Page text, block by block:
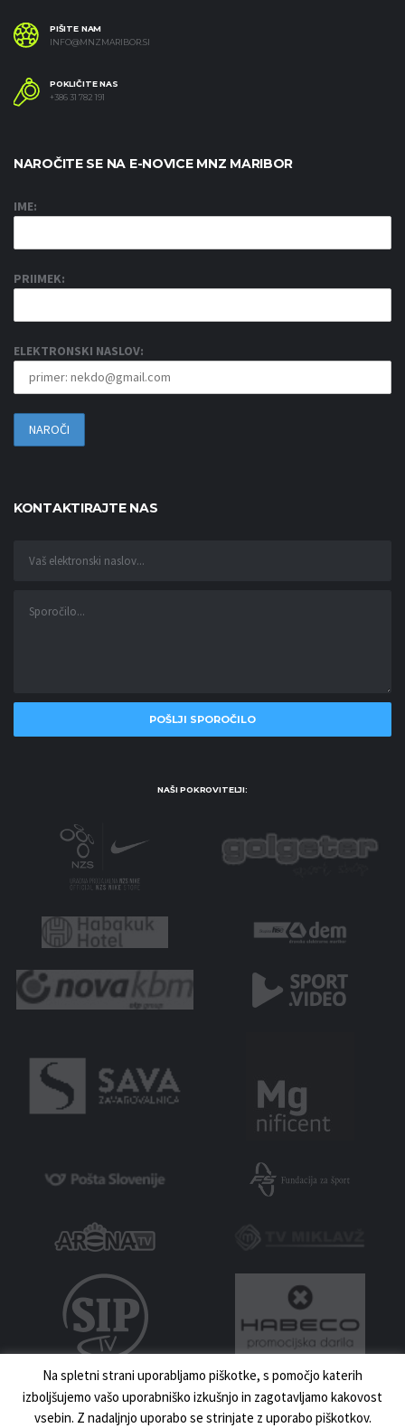
PIŠITE NAM
INFO@MNZMARIBOR.SI
POKLIČITE NAS
+386 31 782 191
NAROČITE SE NA E-NOVICE MNZ MARIBOR
IME:
PRIIMEK:
ELEKTRONSKI NASLOV:
KONTAKTIRAJTE NAS
NAŠI POKROVITELJI:
MNZ MARIBOR 2023 | VSE PRAVICE PRIDRŽANE | IZDELAVA:UKI.SI
Na spletni strani uporabljamo piškotke, s pomočjo katerih
izboljšujemo vašo uporabniško izkušnjo in zagotavljamo kakovost
vsebin. Z nadaljnjo uporabo se strinjate z uporabo piškotkov.